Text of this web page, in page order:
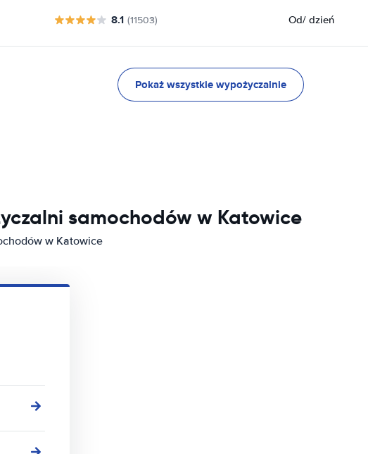
8.1 (11503) Od/ dzień
Pokaż wszystkie wypożyczalnie
samochodów w Katowice
w Katowice